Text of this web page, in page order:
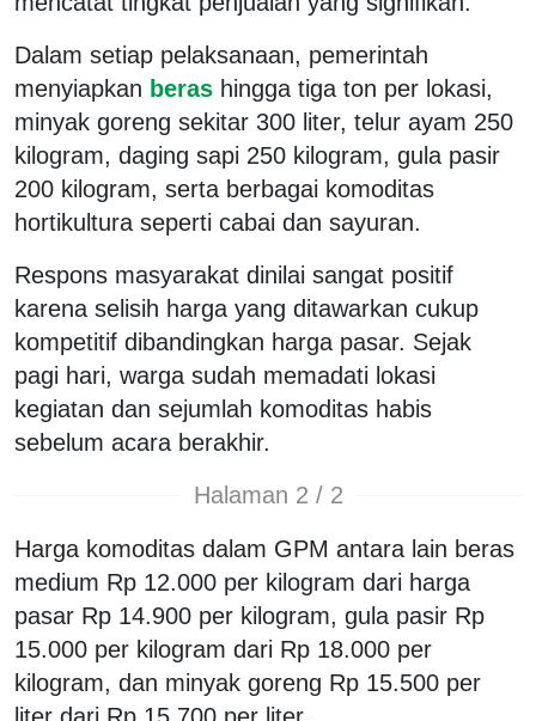
Dalam setiap pelaksanaan, pemerintah
menyiapkan beras hingga tiga ton per lokasi,
minyak goreng sekitar 300 liter, telur ayam 250
kilogram, daging sapi 250 kilogram, gula pasir
200 kilogram, serta berbagai komoditas
hortikultura seperti cabai dan sayuran.
Respons masyarakat dinilai sangat positif
karena selisih harga yang ditawarkan cukup
kompetitif dibandingkan harga pasar. Sejak
pagi hari, warga sudah memadati lokasi
kegiatan dan sejumlah komoditas habis
sebelum acara berakhir.
Halaman 2 / 2
Harga komoditas dalam GPM antara lain beras
medium Rp 12.000 per kilogram dari harga
pasar Rp 14.900 per kilogram, gula pasir Rp
15.000 per kilogram dari Rp 18.000 per
kilogram, dan minyak goreng Rp 15.500 per